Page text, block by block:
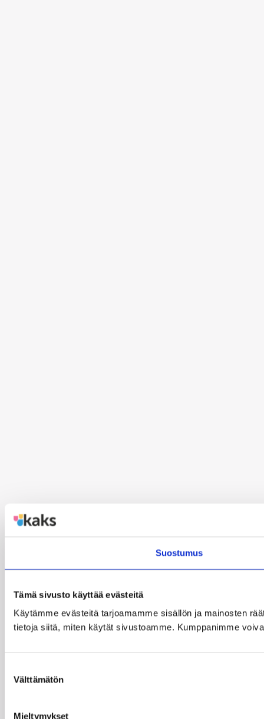
Suostumus
Tämä sivusto käyttää evästeitä
Käytämme evästeitä tarjoamamme sisällön ja mainosten
tietoja siitä, miten käytät sivustoamme. Kumppanimme
valinta
Välttämätön
Mieltymykset